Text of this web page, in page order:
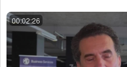
00:02:26